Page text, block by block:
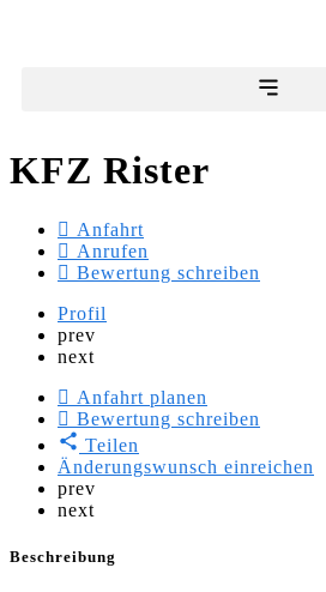
KFZ Rister
Anfahrt
Anrufen
Bewertung schreiben
Profil
prev
next
Anfahrt planen
Bewertung schreiben
Teilen
Änderungswunsch einreichen
prev
next
Beschreibung